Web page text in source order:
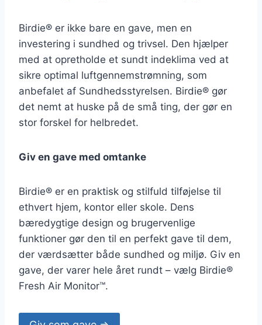
Birdie® er ikke bare en gave, men en
investering i sundhed og trivsel. Den hjælper
med at opretholde et sundt indeklima ved at
sikre optimal luftgennemstrømning, som
anbefalet af Sundhedsstyrelsen. Birdie® gør
det nemt at huske på de små ting, der gør en
stor forskel for helbredet.
Giv en gave med omtanke
Birdie® er en praktisk og stilfuld tilføjelse til
ethvert hjem, kontor eller skole. Dens
bæredygtige design og brugervenlige
funktioner gør den til en perfekt gave til dem,
der værdsætter både sundhed og miljø. Giv en
gave, der varer hele året rundt – vælg Birdie®
Fresh Air Monitor™.